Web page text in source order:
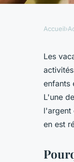
en
Accueil›
Les
enfants
L'une
l'argent
en est